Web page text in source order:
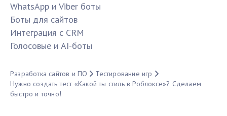
WhatsApp и Viber боты
Боты для сайтов
Интеграция с CRM
Голосовые и AI-боты
Разработка сайтов и ПО
Тестирование игр
Нужно создать тест «Какой ты стиль в Роблоксе»? Сделаем
быстро и точно!